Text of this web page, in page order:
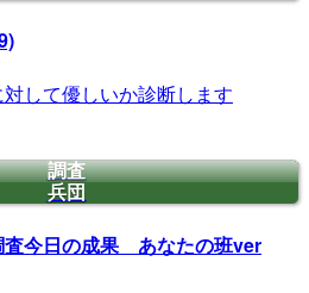
して優しいか診断します
調査
兵団
今日の成果 あなたの班ver